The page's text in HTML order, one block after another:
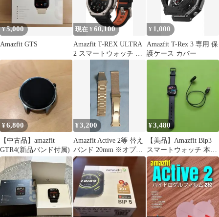
¥5,000
Amazfit GTS
現在 ¥ 60,100
Amazfit T-REX ULTRA
2 スマートウォッチ 本
¥ 1,000
Amazfit T-Rex 3 専用 保
護ケース カバー
¥6,800
【中古品】amazfit
GTR4(新品バンド付属)
¥3,200
Amazfit Active 2等 替え
バンド 20mm ※オプシ
ョン有ります
¥3,480
【美品】Amazfit Bip3
スマートウォッチ 本体
充電ケーブル付き